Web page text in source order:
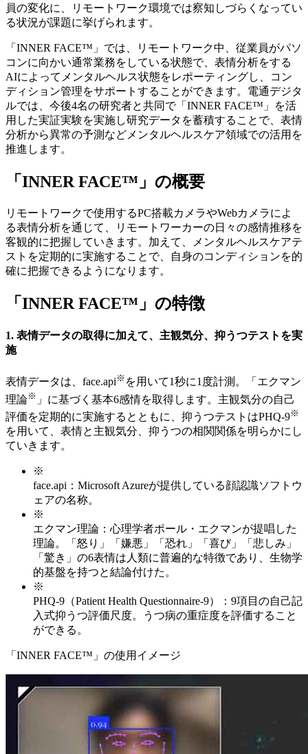
員の変化に、リモートワーク環境では察知しづらくなってい
る状況が課題に挙げられます。
「INNER FACE™」では、リモートワーク中、従業員がパソ
コンに向かい通常業務をしている状態で、表情分析をする
AIによってメンタルヘルス状態をレポーティングし、コン
ディション管理をサポートすることができます。電通デジタ
ルでは、今後4名の研究者と共同で「INNER FACE™」を活
用した実証実験を実施し研究データを蓄積することで、表情
分析から異常の予測などメンタルヘルスケア領域での活用を
推進します。
「INNER FACE™」の概要
リモートワークで使用するPC搭載カメラやWebカメラによ
る表情分析を通じて、リモートワーカーの日々の感情推移を
客観的に把握していきます。加えて、メンタルヘルスケアテ
ストを定期的に実施することで、自身のコンディションを的
確に把握できるようになります。
「INNER FACE™」の特徴
1. 表情データの取得に加えて、主観気分、抑うつテストを実
施
表情データは、face.api※ を用いて1秒に1度計測。「エクマン
理論※ 」に基づく基本6感情を取得します。主観気分の自己
評価を定期的に実施するとともに、抑うつテストはPHQ-9※
を用いて、表情と主観気分、抑うつの相関関係を明らかにし
ていきます。
※
face.api：Microsoft Azureが提供している顔認識ソフトウ
ェアの名称。
※
エクマン理論：心理学者ポール・エクマンが提唱した
理論。「怒り」「嫌悪」「恐れ」「喜び」「悲しみ」
「驚き」の6表情は人類に普遍的な特徴であり、生物学
的基盤を持つと結論付けた。
※
PHQ-9（Patient Health Questionnaire-9）：9項目の自己記
入式抑うつ評価尺度。うつ病の重症度を評価すること
ができる。
「INNER FACE™」の使用イメージ